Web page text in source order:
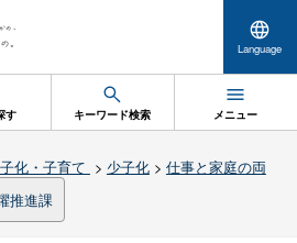
Language
す キーワード検索 メニュー
化・子育て > 少子化> 仕事と家庭の両
推進課